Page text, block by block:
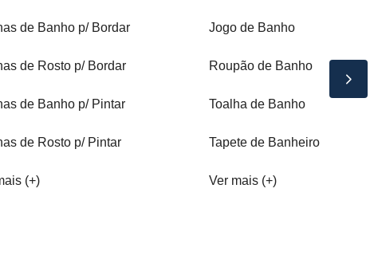
de Banho p/ Bordar
de Rosto p/ Bordar
de Banho p/ Pintar
de Rosto p/ Pintar
(+)
Jogo de Banho
Roupão de Banho
Toalha de Banho
Tapete de Banheiro
Ver mais (+)